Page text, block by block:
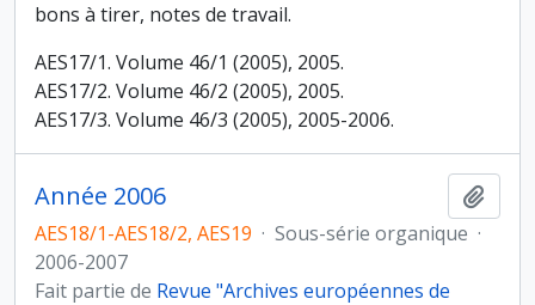
bons à tirer, notes de travail.
AES17/1. Volume 46/1 (2005), 2005.
AES17/2. Volume 46/2 (2005), 2005.
AES17/3. Volume 46/3 (2005), 2005-2006.
Année 2006
AES18/1-AES18/2, AES19 · Sous-série organique ·
2006-2007
Fait partie de Revue "Archives européennes de